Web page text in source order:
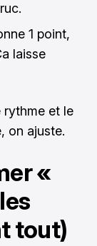
1 point,
laisse
rythme et le
on ajuste.
«
tout)